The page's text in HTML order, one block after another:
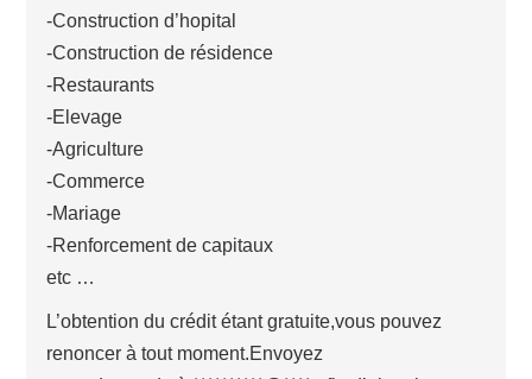
-Construction d’hopital
-Construction de résidence
-Restaurants
-Elevage
-Agriculture
-Commerce
-Mariage
-Renforcement de capitaux
etc …
L’obtention du crédit étant gratuite,vous pouvez
renoncer à tout moment.Envoyez